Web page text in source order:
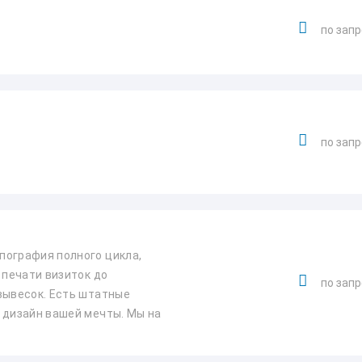
по
по
полного цикла,
визиток до
Есть штатные
дизайн вашей мечты. Мы на
по